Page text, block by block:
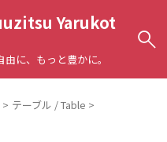
Yarukot
に、もっと豊かに。
> テーブル / Table >